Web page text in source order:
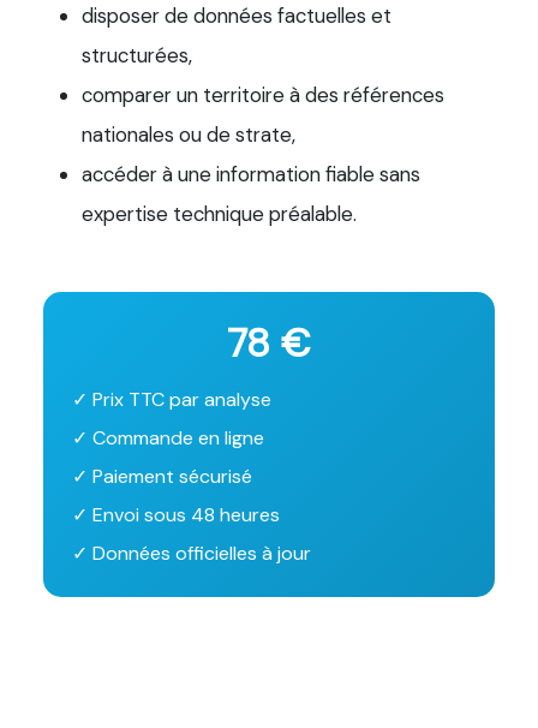
disposer de données factuelles et
structurées,
comparer un territoire à des références
nationales ou de strate,
accéder à une information fiable sans
expertise technique préalable.
78 €
✓ Prix TTC par analyse
✓ Commande en ligne
✓ Paiement sécurisé
✓ Envoi sous 48 heures
✓ Données officielles à jour